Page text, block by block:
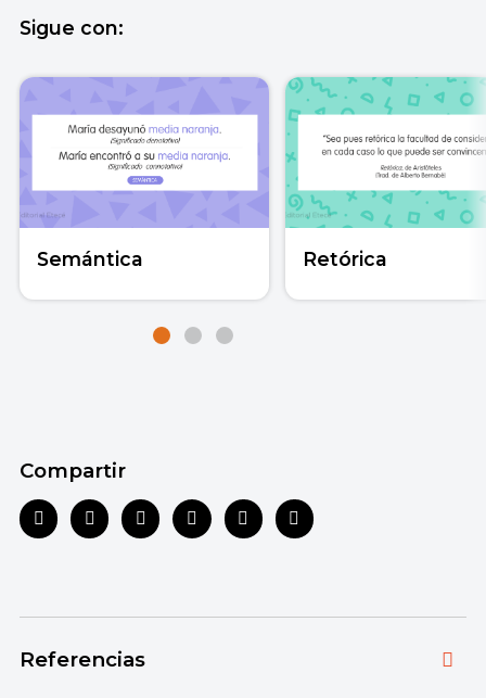
Sigue con:
Semántica Retórica
Compartir
Referencias